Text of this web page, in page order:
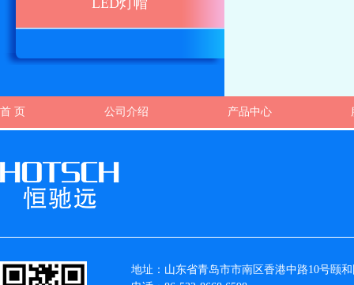
LED灯帽
首 页 公司介绍 产品中心
地址：山东省青岛市市南区香港中路10号颐和